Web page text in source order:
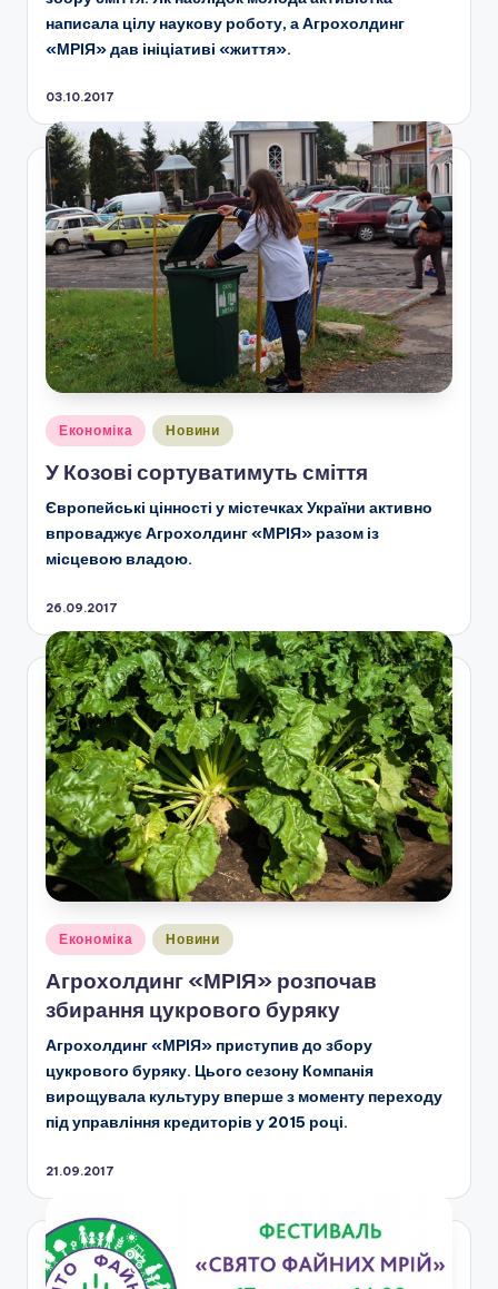
написала цілу наукову роботу, а Агрохолдинг
«МРІЯ» дав ініціативі «життя».
03.10.2017
Опубліковано
Економіка Новини
У Козові сортуватимуть сміття
Європейські цінності у містечках України активно
впроваджує Агрохолдинг «МРІЯ» разом із
місцевою владою.
26.09.2017
Опубліковано
Економіка Новини
Агрохолдинг «МРІЯ» розпочав
збирання цукрового буряку
Агрохолдинг «МРІЯ» приступив до збору
цукрового буряку. Цього сезону Компанія
вирощувала культуру вперше з моменту переходу
під управління кредиторів у 2015 році.
21.09.2017